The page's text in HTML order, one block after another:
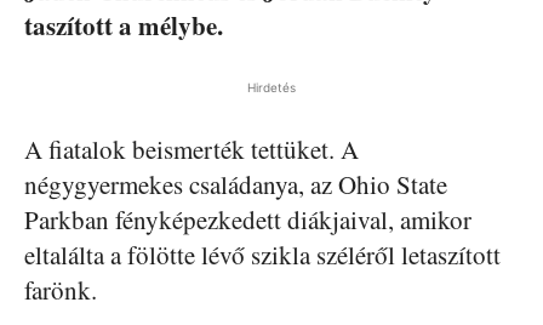
taszított a mélybe.
Hirdetés
A fiatalok beismerték tettüket. A
négygyermekes családanya, az Ohio State
Parkban fényképezkedett diákjaival, amikor
eltalálta a fölötte lévő szikla széléről letaszított
farönk.